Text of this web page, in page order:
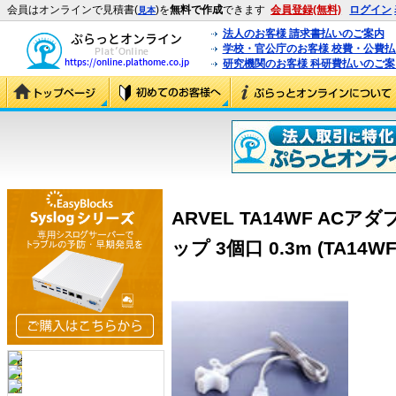
会員はオンラインで見積書(見本)を無料で作成できます 会員登録(無料) ログイン
法人のお客様 請求書払いのご案内
学校・官公庁のお客様 校費・公費
研究機関のお客様 科研費払いのご
ARVEL TA14WF ACアダ
ップ 3個口 0.3m